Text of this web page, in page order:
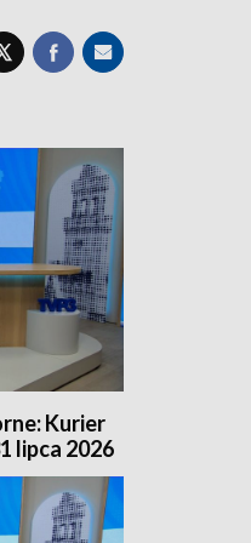
Kurier
lipca 2026